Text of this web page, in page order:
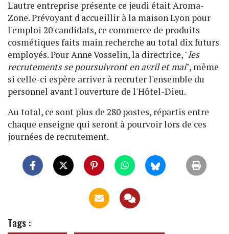
L'autre entreprise présente ce jeudi était Aroma-
Zone. Prévoyant d'accueillir à la maison Lyon pour
l'emploi 20 candidats, ce commerce de produits
cosmétiques faits main recherche au total dix futurs
employés. Pour Anne Vosselin, la directrice, "les
recrutements se poursuivront en avril et mai", même
si celle-ci espère arriver à recruter l'ensemble du
personnel avant l'ouverture de l'Hôtel-Dieu.
Au total, ce sont plus de 280 postes, répartis entre
chaque enseigne qui seront à pourvoir lors de ces
journées de recrutement.
Tags :